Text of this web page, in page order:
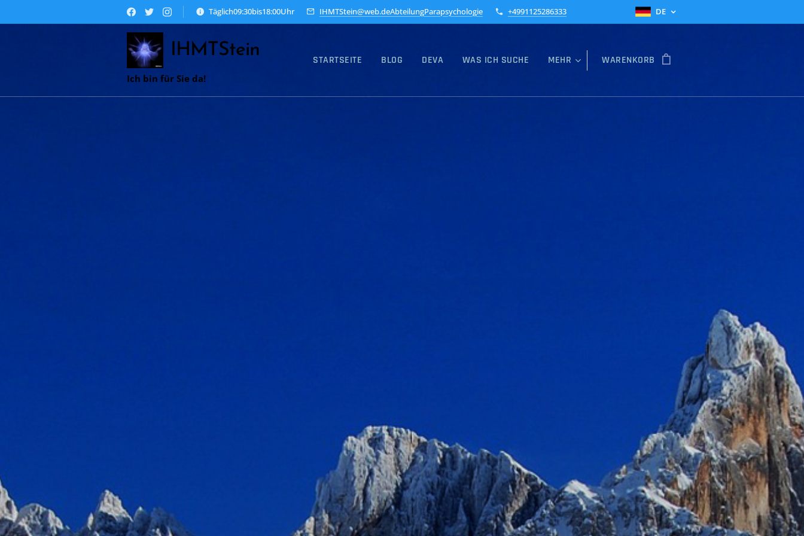
Täglich09:30bis18:00Uhr IHMTStein@web.deAbteilungParapsychologie +4991125286333 DE
IHMTStein
Ich bin für Sie da!
STARTSEITE BLOG DEVA WAS ICH SUCHE MEHR WARENKORB